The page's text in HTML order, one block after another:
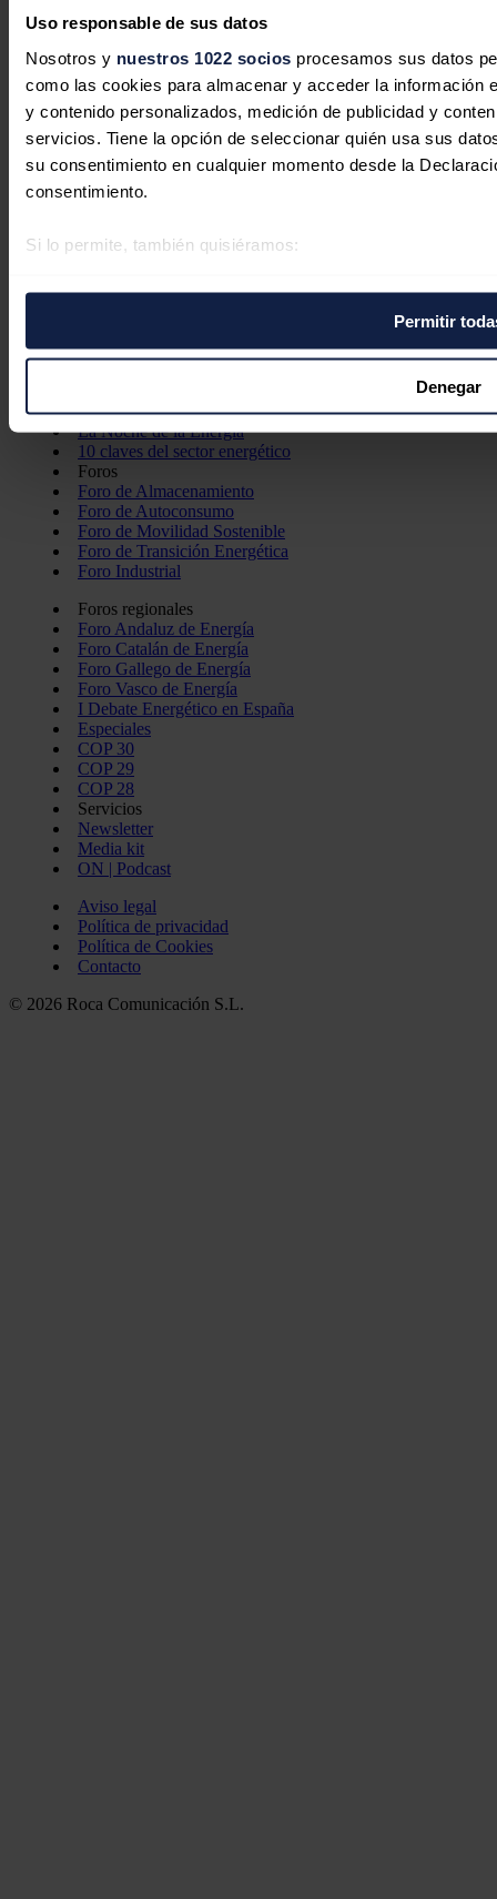
Uso responsable de sus datos
Nosotros y nuestros 1022 socios procesamos sus datos
como las cookies para almacenar y acceder la información
y contenido personalizados, medición de publicidad y
servicios. Tiene la opción de seleccionar quién usa sus
su consentimiento en cualquier momento desde la
consentimiento.
Si lo permite, también quisiéramos:
Obtenga más información sobre cómo se procesan sus
. Puede cambiar o retirar su
cookies.
Las cookies de este sitio web se usan para personalizar el
redes sociales y analizar el tráfico. Además, compartimos
con nuestros partners de redes sociales, publicidad y
información que les haya proporcionado o que hayan
servicios.
Permitir
Denegar
Política energética
Renovables
Mercados
Eléctricas
Petróleo & Gas
Videopodcast
Movilidad
Almacenamiento
Top 10
Eficiencia
Eventos
La Noche de la Energía
10 claves del sector energético
Foros
Foro de Almacenamiento
Foro de Autoconsumo
Foro de Movilidad Sostenible
Foro de Transición Energética
Foro Industrial
Foros regionales
Foro Andaluz de Energía
Foro Catalán de Energía
Foro Gallego de Energía
Foro Vasco de Energía
I Debate Energético en España
Especiales
COP 30
COP 29
COP 28
Servicios
Newsletter
Media kit
ON | Podcast
Aviso legal
Política de privacidad
Política de Cookies
Contacto
© 2026 Roca Comunicación S.L.